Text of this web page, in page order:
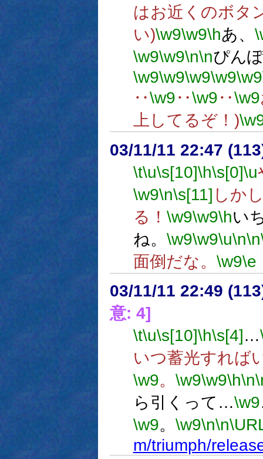
はお近くのボタ
い)\w9\w9\hあ、
\w9\w9\n\nぴん
\w9\w9\w9\w9\w9
‥\w9‥\w9‥\w9
上してるぞ！)
03/11/11 22:47
\t\u\s[10]\h\s[0]\u
\w9\n\s[11] しか
る！ \w9\w9\hい
ね。 \w9\w9\u\n\n
面倒だな。 \w9\e
03/11/11 22:49
意: 4]
\t\u\s[10]\h\s[4]…
いつ蓄光すれば
\w9。 \w9\w9\h\n
ら引くって…\w9
\w9。 \w9\n\n
m/triumph/